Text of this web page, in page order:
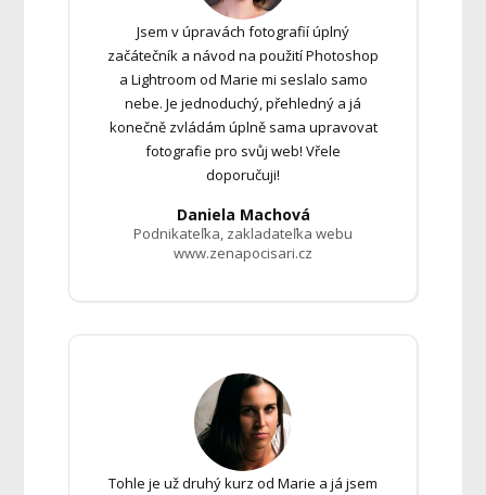
Jsem v úpravách fotografií úplný
začátečník a návod na použití Photoshop
a Lightroom od Marie mi seslalo samo
nebe. Je jednoduchý, přehledný a já
konečně zvládám úplně sama upravovat
fotografie pro svůj web! Vřele
doporučuji!
Daniela Machová
Podnikateľka, zakladateľka webu
www.zenapocisari.cz
Tohle je už druhý kurz od Marie a já jsem